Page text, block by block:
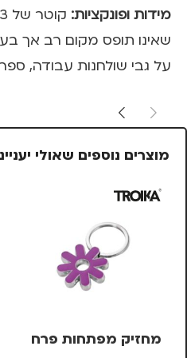
מידות ופונקציות:
שאינו תופס מקום רב אך
על גבי שולחנות עבודה,
מוצרים נוספים שאולי
מחזיק מפתחות פרח